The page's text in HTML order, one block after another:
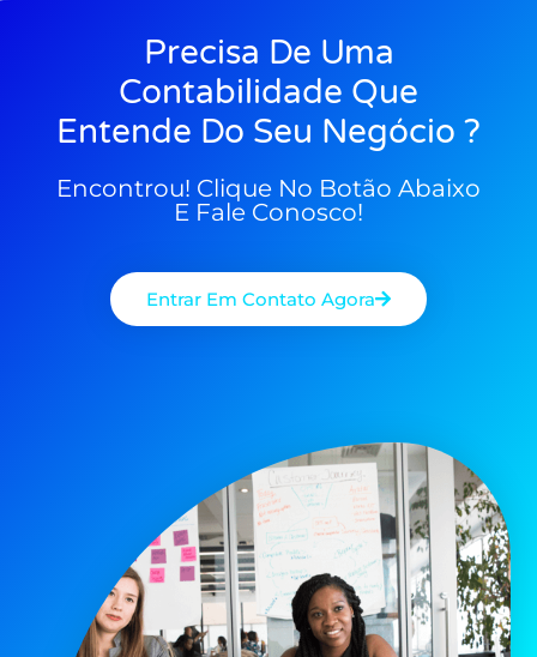
Precisa De Uma
Contabilidade Que
Entende Do Seu Negócio ?
Encontrou! Clique No Botão Abaixo
E Fale Conosco!
Entrar Em Contato Agora